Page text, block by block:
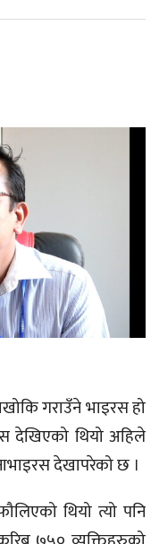
गराउँने भाइरस हो
देखिएको थियो अहिले
देखापरेको छ ।
थियो त्यो पनि